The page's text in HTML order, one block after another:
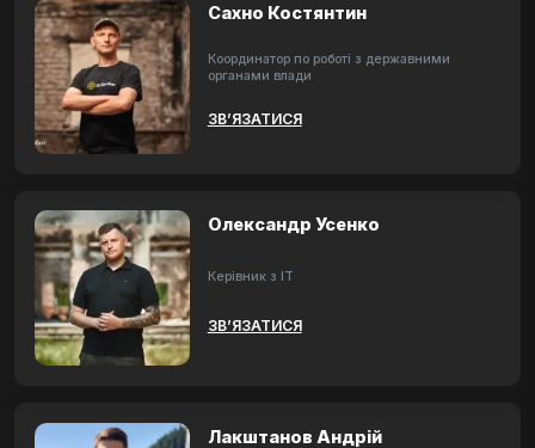
Сахно Костянтин
Координатор по роботі з державними
органами влади
ЗВ’ЯЗАТИСЯ
Олександр Усенко
Керівник з ІТ
ЗВ’ЯЗАТИСЯ
Лакштанов Андрій